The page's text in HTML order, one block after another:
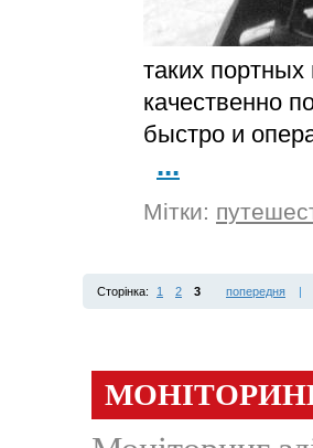
таких
качественно
быстро и
...
Мітки:
Сторінка: 1 2 3 попередня |